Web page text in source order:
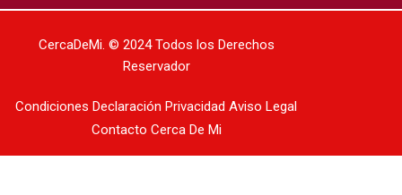
CercaDeMi. © 2024 Todos los Derechos
Reservador
Condiciones Declaración Privacidad Aviso Legal
Contacto Cerca De Mi